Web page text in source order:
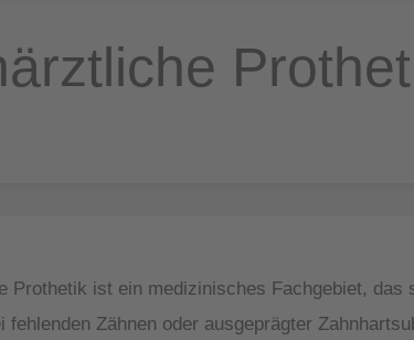
Prothetik ist ein medizinisches Fachgebiet,
fehlenden Zähnen oder ausgeprägter